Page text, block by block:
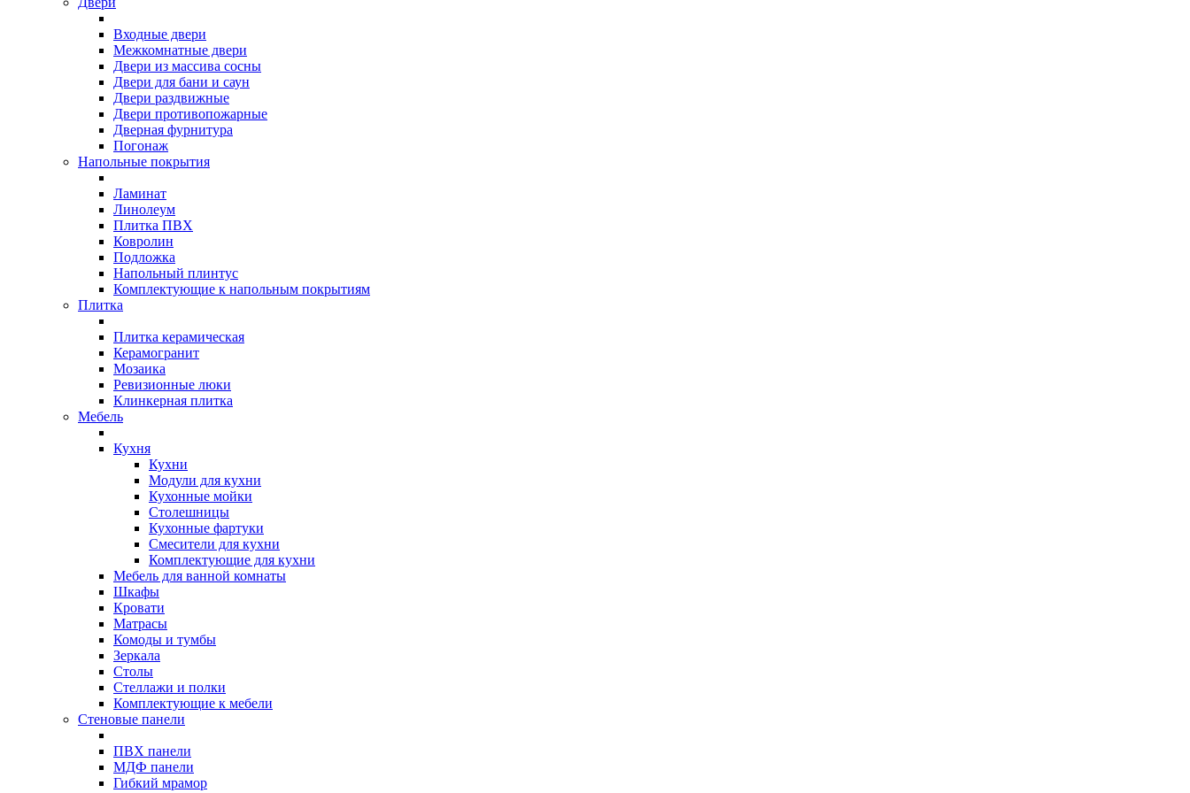
Входные двери
Межкомнатные двери
Двери из массива сосны
Двери для бани и саун
Двери раздвижные
Двери противопожарные
Дверная фурнитура
Погонаж
Напольные покрытия
Ламинат
Линолеум
Плитка ПВХ
Ковролин
Подложка
Напольный плинтус
Комплектующие к напольным покрытиям
Плитка
Плитка керамическая
Керамогранит
Мозаика
Ревизионные люки
Клинкерная плитка
Мебель
Кухня
Кухни
Модули для кухни
Кухонные мойки
Столешницы
Кухонные фартуки
Смесители для кухни
Комплектующие для кухни
Мебель для ванной комнаты
Шкафы
Кровати
Матрасы
Комоды и тумбы
Зеркала
Столы
Стеллажи и полки
Комплектующие к мебели
Стеновые панели
ПВХ панели
МДФ панели
Гибкий мрамор